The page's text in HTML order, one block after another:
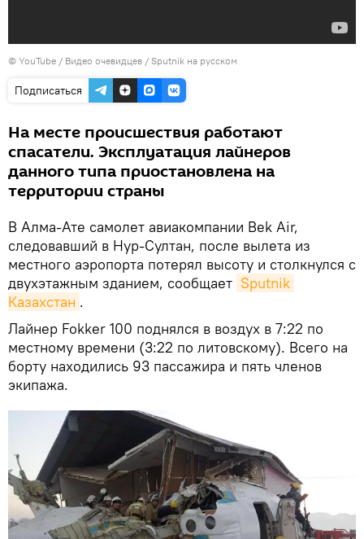
© YouTube / Видео очевидцев / Sputnik на русском
Подписаться
На месте происшествия работают
спасатели. Эксплуатация лайнеров
данного типа приостановлена на
территории страны
В Алма-Ате самолет авиакомпании Bek Air,
следовавший в Нур-Султан, после вылета из
местного аэропорта потерял высоту и столкнулся с
двухэтажным зданием, сообщает Sputnik
Казахстан .
Лайнер Fokker 100 поднялся в воздух в 7:22 по
местному времени (3:22 по литовскому). Всего на
борту находились 93 пассажира и пять членов
экипажа.